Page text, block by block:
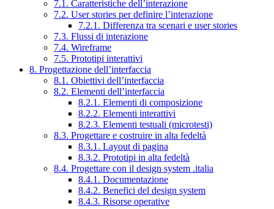
7.1. Caratteristiche dell’interazione
7.2. User stories per definire l’interazione
7.2.1. Differenza tra scenari e user stories
7.3. Flussi di interazione
7.4. Wireframe
7.5. Prototipi interattivi
8. Progettazione dell’interfaccia
8.1. Obiettivi dell’interfaccia
8.2. Elementi dell’interfaccia
8.2.1. Elementi di composizione
8.2.2. Elementi interattivi
8.2.3. Elementi testuali (microtesti)
8.3. Progettare e costruire in alta fedeltà
8.3.1. Layout di pagina
8.3.2. Prototipi in alta fedeltà
8.4. Progettare con il design system .italia
8.4.1. Documentazione
8.4.2. Benefici del design system
8.4.3. Risorse operative